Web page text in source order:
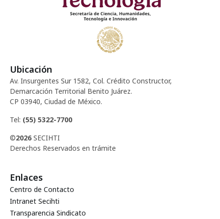
Ubicación
Av. Insurgentes Sur 1582, Col. Crédito Constructor,
Demarcación Territorial Benito Juárez.
CP 03940, Ciudad de México.
Tel: (55) 5322-7700
©2026 SECIHTI
Derechos Reservados en trámite
Enlaces
Centro de Contacto
Intranet Secihti
Transparencia Sindicato